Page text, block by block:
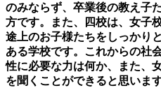
のみならず、卒業後の教え子
方です。また、四校は、女子
途上のお子様たちをしっかり
ある学校です。これからの社
性に必要な力は何か、また、
を聞くことができると思います